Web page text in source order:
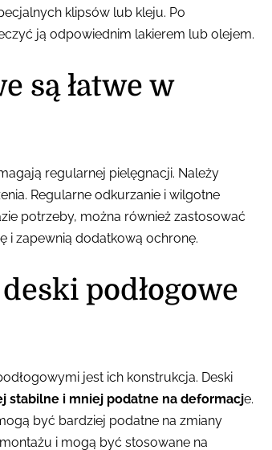
klipsów lub kleju. Po
ją odpowiednim lakierem lub olejem.
są łatwe w
regularnej pielęgnacji. Należy
Regularne odkurzanie i wilgotne
potrzeby, można również zastosować
i zapewnią dodatkową ochronę.
podłogowe
jest ich konstrukcja. Deski
stabilne i mniej podatne na deformacje.
być bardziej podatne na zmiany
i mogą być stosowane na